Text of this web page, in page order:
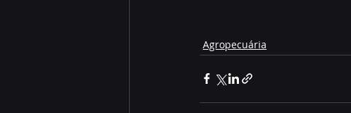
Agropecuária